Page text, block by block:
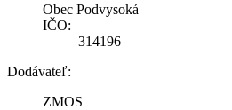
Obec Podvysoká
IČO:
314196
Dodávateľ:
ZMOS